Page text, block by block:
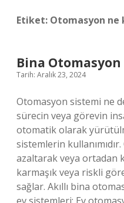
Etiket: Otomasyon ne
Bina
Tarih: Aralık 23, 2024
Otomasyon sistemi ne
sürecin veya görevin
otomatik olarak
sistemlerin
azaltarak veya ortadan
karmaşık veya riskli
sağlar. Akıllı bina